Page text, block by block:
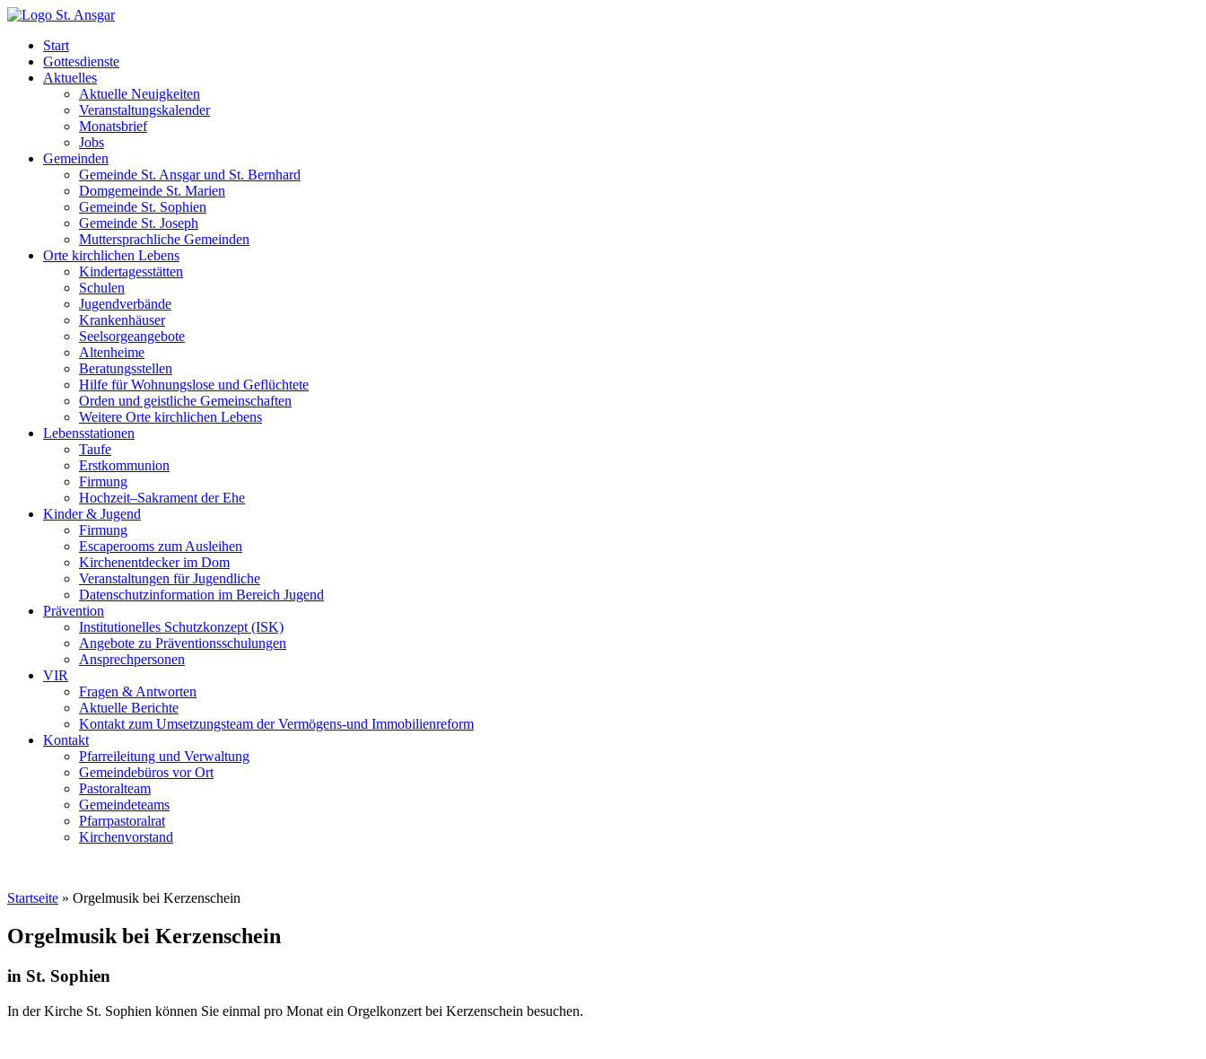
Skip
content
Katholische Pfarrei St. Ansgar Hamburg
Start
Gottesdienste
Aktuelles
Aktuelle Neuigkeiten
Veranstaltungskalender
Monatsbrief
Jobs
Gemeinden
Gemeinde St. Ansgar und St. Bernhard
Domgemeinde St. Marien
Gemeinde St. Sophien
Gemeinde St. Joseph
Muttersprachliche Gemeinden
Orte kirchlichen Lebens
Kindertagesstätten
Schulen
Jugendverbände
Krankenhäuser
Seelsorgeangebote
Altenheime
Beratungsstellen
Hilfe für Wohnungslose und Geflüchtete
Orden und geistliche Gemeinschaften
Weitere Orte kirchlichen Lebens
Lebensstationen
Taufe
Erstkommunion
Firmung
Hochzeit–Sakrament der Ehe
Kinder & Jugend
Firmung
Escaperooms zum Ausleihen
Kirchenentdecker im Dom
Veranstaltungen für Jugendliche
Datenschutzinformation im Bereich Jugend
Prävention
Institutionelles Schutzkonzept (ISK)
Angebote zu Präventionsschulungen
Ansprechpersonen
VIR
Fragen & Antworten
Aktuelle Berichte
Kontakt zum Umsetzungsteam der Vermögens-und Immobilienreform
Kontakt
Pfarreileitung und Verwaltung
Gemeindebüros vor Ort
Pastoralteam
Gemeindeteams
Pfarrpastoralrat
Kirchenvorstand
Startseite » Orgelmusik bei Kerzenschein
Orgelmusik bei Kerzenschein
in St. Sophien
In der Kirche St. Sophien können Sie einmal pro Monat ein Orgelkonzert bei Kerzenschein besuchen.